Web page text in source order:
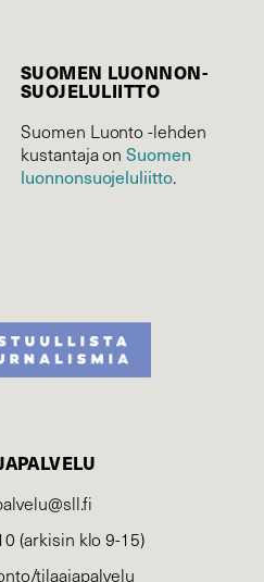
SUOMEN LUONNON­
SUOJELU­LIITTO
Suomen Luonto -lehden
kustantaja onSuomen
luonnonsuojelu­liitto.
(arkisin klo 9-15)
tilaajapalvelu